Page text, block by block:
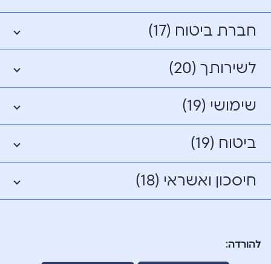
חברת ביטוח (17)
לשירותך (20)
שימושי (19)
ביטוח (19)
חיסכון ואשראי (18)
להורדה: